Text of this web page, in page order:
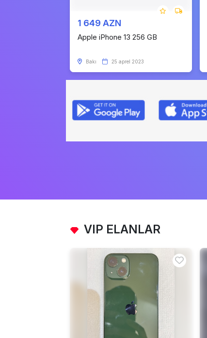
1 649 AZN
Apple iPhone 13 256 GB
Bakı 25 aprel 2023
VIP ELANLAR